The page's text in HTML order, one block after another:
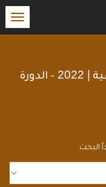
- الدورة
البحث